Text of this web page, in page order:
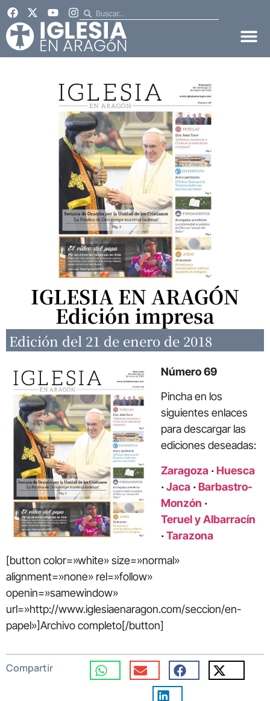
IGLESIA EN ARAGÓN
Edición impresa
Edición del 21 de enero de 2018
Número 69
Pincha en los
siguientes enlaces
para descargar las
ediciones deseadas:
Zaragoza ·Huesca
·Jaca ·Barbastro-
Monzón ·
Teruel y Albarracín
·Tarazona
[button color=»white» size=»normal»
alignment=»none» rel=»follow»
openin=»samewindow»
url=»http://www.iglesiaenaragon.com/seccion/en-
papel»]Archivo completo[/button]
Compartir